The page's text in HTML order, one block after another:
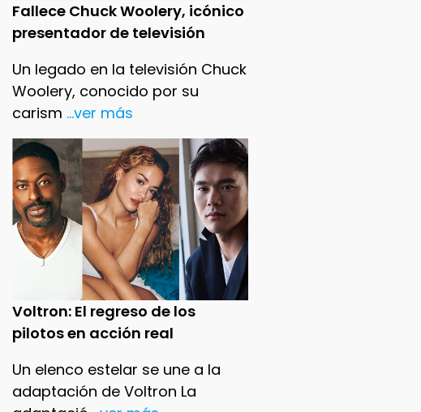
Fallece Chuck Woolery, icónico
presentador de televisión
Un legado en la televisión Chuck
Woolery, conocido por su
carism ...ver más
Voltron: El regreso de los
pilotos en acción real
Un elenco estelar se une a la
adaptación de Voltron La